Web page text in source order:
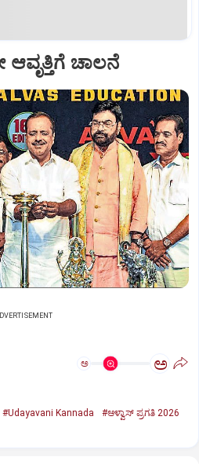
ಆವೃತ್ತಿಗೆ ಚಾಲನೆ
ಅ ಅ
#Udayavani Kannada
#ಆಳ್ವಾಸ್‌ ಪ್ರಗತಿ 2026